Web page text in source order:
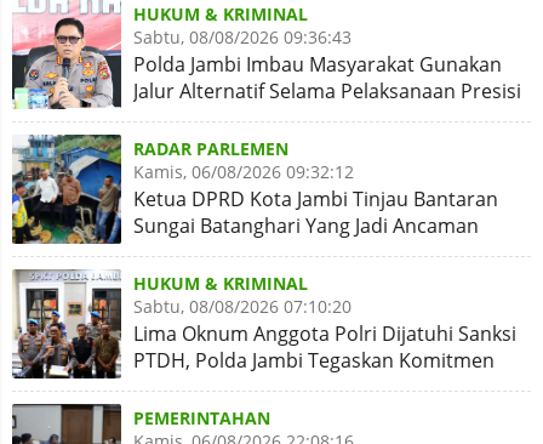
HUKUM & KRIMINAL
Sabtu, 08/08/2026 09:36:43
Polda Jambi Imbau Masyarakat Gunakan
Jalur Alternatif Selama Pelaksanaan Presisi
Merdeka Run 2026
RADAR PARLEMEN
Kamis, 06/08/2026 09:32:12
Ketua DPRD Kota Jambi Tinjau Bantaran
Sungai Batanghari Yang Jadi Ancaman
Abrasi
HUKUM & KRIMINAL
Sabtu, 08/08/2026 07:10:20
Lima Oknum Anggota Polri Dijatuhi Sanksi
PTDH, Polda Jambi Tegaskan Komitmen
Penegakan Kode Etik
PEMERINTAHAN